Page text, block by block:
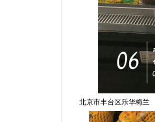
北京市丰台区乐华梅兰